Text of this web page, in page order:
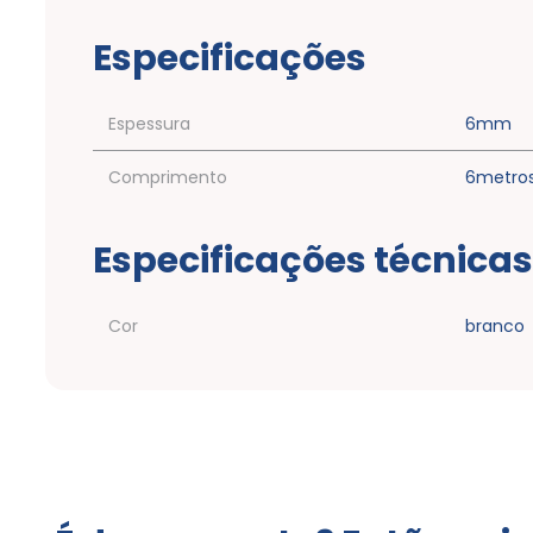
Especificações
Espessura 6mm
Comprimento
Especificações técnicas
Cor branco